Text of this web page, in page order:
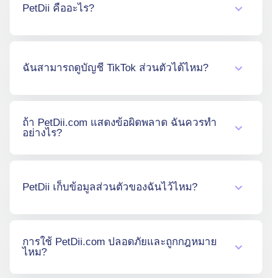
PetDii คืออะไร?
Stalker ที่ช่วยให้คุณดูโปรไฟล์ TikTok, Stories
ฉันสามารถดูบัญชี TikTok ส่วนตัวได้ไหม?
สาธารณะเท่านั้น ไม่สามารถเข้าถึงเนื้อหาของ
บัญชีส่วนตัวได้
ถ้า PetDii.com แสดงข้อผิดพลาด ฉันควรทำ
อย่างไร?
เบราว์เซอร์อื่น รอประมาณ 30 นาที หรือติดต่อ
PetDii เก็บข้อมูลส่วนตัวของฉันไว้ไหม?
ส่วนตัวใดๆ ของผู้ใช้งาน
การใช้ PetDii.com ปลอดภัยและถูกกฎหมาย
ไหม?